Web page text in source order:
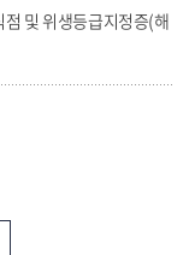
및 위생등급지정증(해